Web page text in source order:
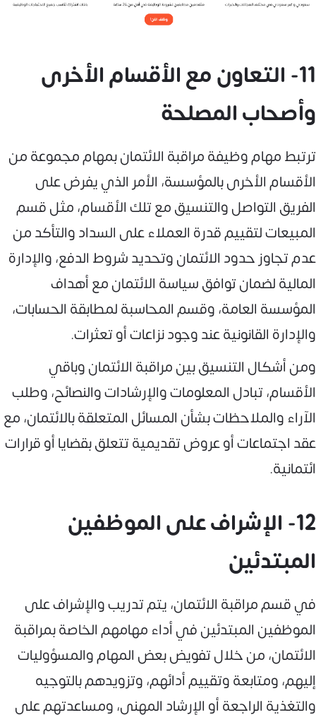
11- التعاون مع الأقسام الأخرى
وأصحاب المصلحة
ترتبط مهام وظيفة مراقبة الائتمان بمهام مجموعة من
الأقسام الأخرى بالمؤسسة، الأمر الذي يفرض على
الفريق التواصل والتنسيق مع تلك الأقسام، مثل قسم
المبيعات لتقييم قدرة العملاء على السداد والتأكد من
عدم تجاوز حدود الائتمان وتحديد شروط الدفع، والإدارة
المالية لضمان توافق سياسة الائتمان مع أهداف
المؤسسة العامة، وقسم المحاسبة لمطابقة الحسابات،
والإدارة القانونية عند وجود نزاعات أو تعثرات.
ومن أشكال التنسيق بين مراقبة الائتمان وباقي
الأقسام، تبادل المعلومات والإرشادات والنصائح، وطلب
الآراء والملاحظات بشأن المسائل المتعلقة بالائتمان، مع
عقد اجتماعات أو عروض تقديمية تتعلق بقضايا أو قرارات
ائتمانية.
12- الإشراف على الموظفين
المبتدئين
في قسم مراقبة الائتمان، يتم تدريب والإشراف على
الموظفين المبتدئين في أداء مهامهم الخاصة بمراقبة
الائتمان، من خلال تفويض بعض المهام والمسؤوليات
إليهم، ومتابعة وتقييم أدائهم، وتزويدهم بالتوجيه
والتغذية الراجعة أو الإرشاد المهني، ومساعدتهم على